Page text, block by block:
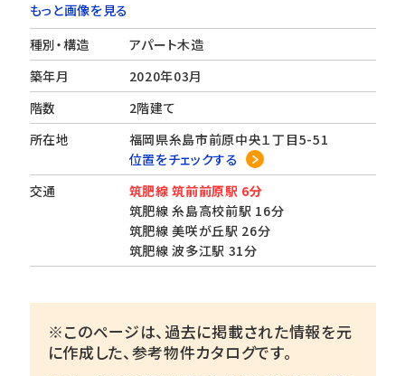
もっと画像を見る
種別・構造
アパート木造
築年月
2020年03月
階数
2階建て
所在地
福岡県糸島市前原中央１丁目5-51
位置をチェックする
交通
筑肥線 筑前前原駅 6分
筑肥線 糸島高校前駅 16分
筑肥線 美咲が丘駅 26分
筑肥線 波多江駅 31分
※このページは、過去に掲載された情報を元
に作成した、参考物件カタログです。